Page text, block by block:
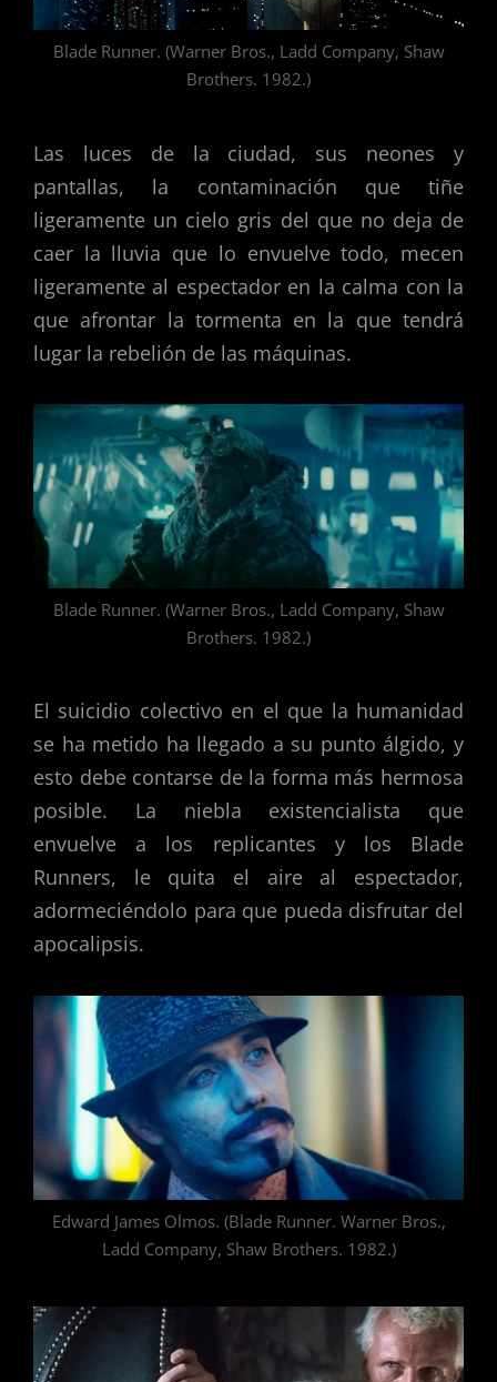
Blade Runner. (Warner Bros., Ladd Company, Shaw
Brothers. 1982.)
Las luces de la ciudad, sus neones y
pantallas, la contaminación que tiñe
ligeramente un cielo gris del que no deja de
caer la lluvia que lo envuelve todo, mecen
ligeramente al espectador en la calma con la
que afrontar la tormenta en la que tendrá
lugar la rebelión de las máquinas.
Blade Runner. (Warner Bros., Ladd Company, Shaw
Brothers. 1982.)
El suicidio colectivo en el que la humanidad
se ha metido ha llegado a su punto álgido, y
esto debe contarse de la forma más hermosa
posible. La niebla existencialista que
envuelve a los replicantes y los Blade
Runners, le quita el aire al espectador,
adormeciéndolo para que pueda disfrutar del
apocalipsis.
Edward James Olmos. (Blade Runner. Warner Bros.,
Ladd Company, Shaw Brothers. 1982.)